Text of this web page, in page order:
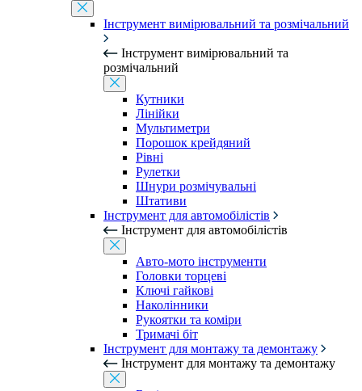
Інструмент вимірювальний та розмічальний
Інструмент вимірювальний та
розмічальний
Кутники
Лінійки
Мультиметри
Порошок крейдяний
Рівні
Рулетки
Шнури розмічувальні
Штативи
Інструмент для автомобілістів
Інструмент для автомобілістів
Авто-мото інструменти
Головки торцеві
Ключі гайкові
Наколінники
Рукоятки та коміри
Тримачі біт
Інструмент для монтажу та демонтажу
Інструмент для монтажу та демонтажу